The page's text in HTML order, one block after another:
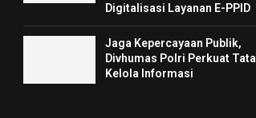
Digitalisasi Layanan E-PPID
Jaga Kepercayaan Publik,
Divhumas Polri Perkuat Tata
Kelola Informasi